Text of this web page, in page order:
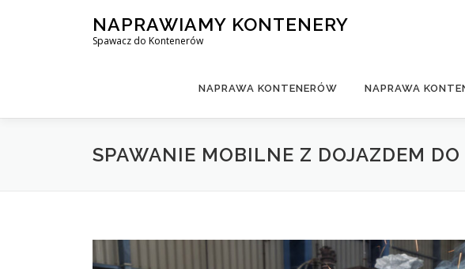
NAPRAWIAMY KONTENERY
Spawacz do Kontenerów
NAPRAWA KONTENERÓW NAPRAWA
SPAWANIE MOBILNE Z DOJAZDEM